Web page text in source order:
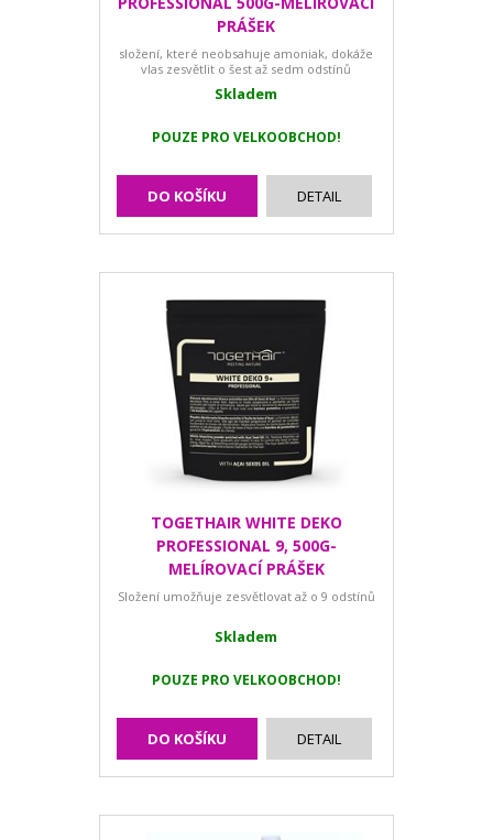
PRÁŠEK
složení, které neobsahuje amoniak, dokáže
vlas zesvětlit o šest až sedm odstínů
Skladem
POUZE PRO VELKOOBCHOD!
DO KOŠÍKU DETAIL
TOGETHAIR WHITE DEKO
PROFESSIONAL 9, 500G-
MELÍROVACÍ PRÁŠEK
Složení umožňuje zesvětlovat až o 9 odstínů
Skladem
POUZE PRO VELKOOBCHOD!
DO KOŠÍKU DETAIL